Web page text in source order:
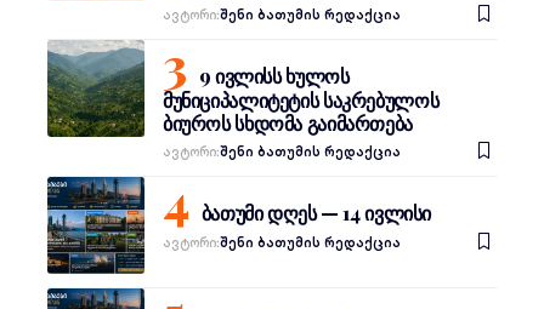
Ავტორი:შენი ბათუმის რედაქცია
9 ივლისს ხულოს
მუნიციპალიტეტის საკრებულოს
ბიუროს სხდომა გაიმართება
Ავტორი:შენი ბათუმის რედაქცია
ბათუმი დღეს — 14 ივლისი
Ავტორი:შენი ბათუმის რედაქცია